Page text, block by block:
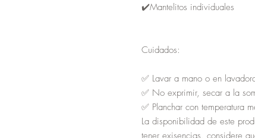
✔️Mantelitos individuales
Cuidados:
✅ Lavar a mano o en
✅ No exprimir, secar a la
✅ Planchar con temperatura
La disponibilidad de este